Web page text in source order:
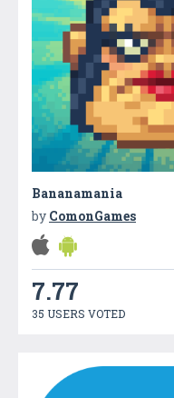
Bananamania
by ComonGames
7.77
35 USERS VOTED